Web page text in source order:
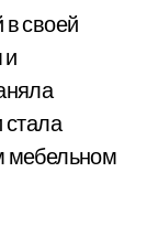
своей
и
мебельном